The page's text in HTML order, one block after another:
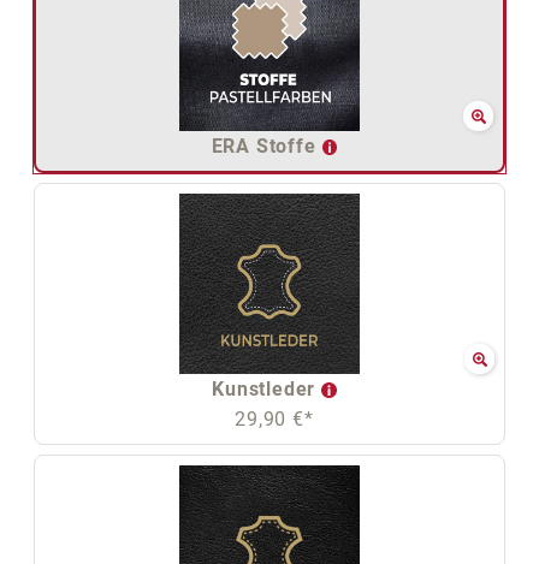
ERA Stoffe
Kunstleder
29,90 €*